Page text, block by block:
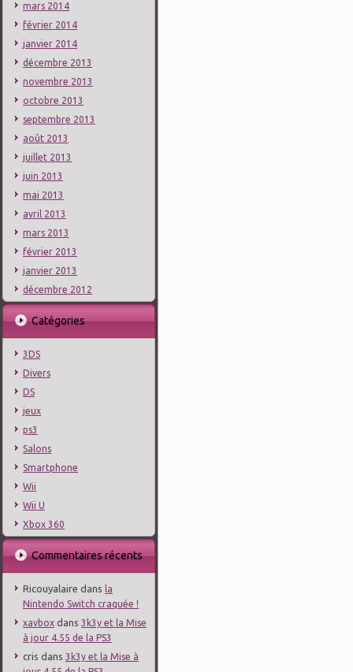
mars 2014
février 2014
janvier 2014
décembre 2013
novembre 2013
octobre 2013
septembre 2013
août 2013
juillet 2013
juin 2013
mai 2013
avril 2013
mars 2013
février 2013
janvier 2013
décembre 2012
Catégories
3DS
Divers
DS
jeux
ps3
Salons
Smartphone
Wii
Wii U
Xbox 360
Commentaires récents
Ricouyalaire dans la
Nintendo Switch craquée !
xavbox dans 3k3y et la Mise
à jour 4.55 de la PS3
cris dans 3k3y et la Mise à